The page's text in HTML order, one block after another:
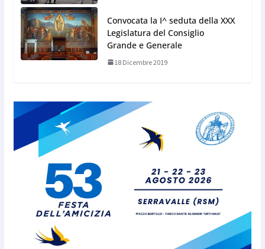
Convocata la I^ seduta della XXX
Legislatura del Consiglio
Grande e Generale
18 Dicembre 2019